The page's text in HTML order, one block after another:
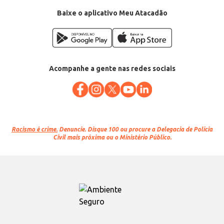
Baixe o aplicativo Meu Atacadão
Acompanhe a gente nas redes sociais
Racismo é crime. Denuncie. Disque 100 ou procure a Delegacia de Polícia
Civil mais próxima ou o Ministério Público.